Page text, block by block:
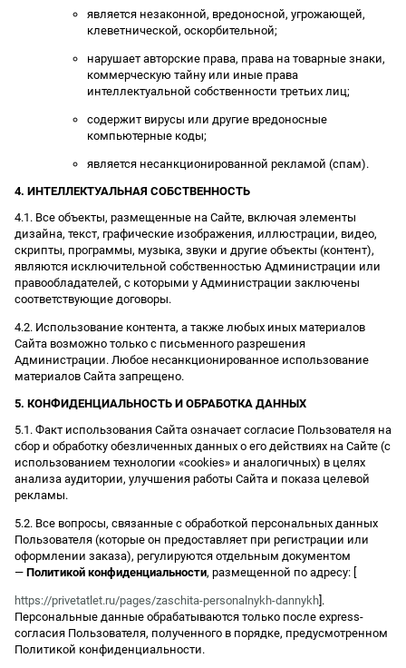
является незаконной, вредоносной, угрожающей,
клеветнической, оскорбительной;
нарушает авторские права, права на товарные знаки,
коммерческую тайну или иные права
интеллектуальной собственности третьих лиц;
содержит вирусы или другие вредоносные
компьютерные коды;
является несанкционированной рекламой (спам).
4. ИНТЕЛЛЕКТУАЛЬНАЯ СОБСТВЕННОСТЬ
4.1. Все объекты, размещенные на Сайте, включая элементы
дизайна, текст, графические изображения, иллюстрации, видео,
скрипты, программы, музыка, звуки и другие объекты (контент),
являются исключительной собственностью Администрации или
правообладателей, с которыми у Администрации заключены
соответствующие договоры.
4.2. Использование контента, а также любых иных материалов
Сайта возможно только с письменного разрешения
Администрации. Любое несанкционированное использование
материалов Сайта запрещено.
5. КОНФИДЕНЦИАЛЬНОСТЬ И ОБРАБОТКА ДАННЫХ
5.1. Факт использования Сайта означает согласие Пользователя на
сбор и обработку обезличенных данных о его действиях на Сайте (с
использованием технологии «cookies» и аналогичных) в целях
анализа аудитории, улучшения работы Сайта и показа целевой
рекламы.
5.2. Все вопросы, связанные с обработкой персональных данных
Пользователя (которые он предоставляет при регистрации или
оформлении заказа), регулируются отдельным документом
— Политикой конфиденциальности, размещенной по адресу: [
https://privetatlet.ru/pages/zaschita-personalnykh-dannykh].
Персональные данные обрабатываются только после express-
согласия Пользователя, полученного в порядке, предусмотренном
Политикой конфиденциальности.